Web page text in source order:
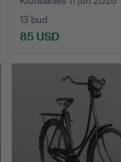
13 bud
85 USD